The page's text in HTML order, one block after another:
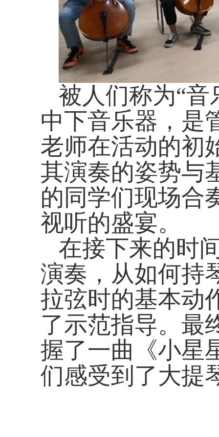
被人们称为“
中下音乐器，是
老师在活动的初
其演奏的姿势与
的同学们现场合
视听的盛宴。
在接下来的时
演奏，从如何持
拉弦时的基本动
了示范指导。最
握了一曲《小星
们感受到了大提